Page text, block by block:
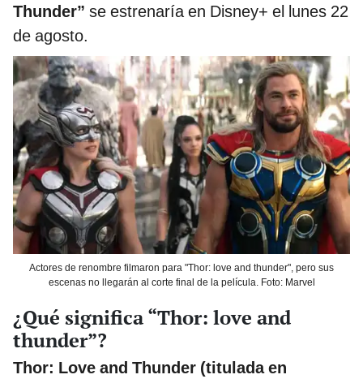
Thunder” se estrenaría en Disney+ el lunes 22
de agosto.
Actores de renombre filmaron para "Thor: love and thunder", pero sus
escenas no llegarán al corte final de la película. Foto: Marvel
¿Qué significa “Thor: love and
thunder”?
Thor: Love and Thunder (titulada en